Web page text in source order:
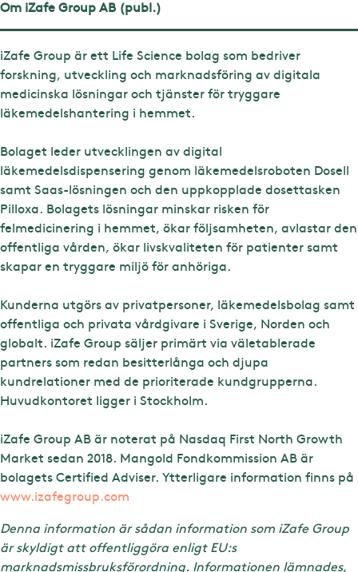
Om iZafe Group AB (publ.)
iZafe Group är ett Life Science bolag som bedriver
forskning, utveckling och marknadsföring av digitala
medicinska lösningar och tjänster för tryggare
läkemedelshantering i hemmet.
Bolaget leder utvecklingen av digital
läkemedelsdispensering genom läkemedelsroboten Dosell
samt Saas-lösningen och den uppkopplade dosettasken
Pilloxa. Bolagets lösningar minskar risken för
felmedicinering i hemmet, ökar följsamheten, avlastar den
offentliga vården, ökar livskvaliteten för patienter samt
skapar en tryggare miljö för anhöriga.
Kunderna utgörs av privatpersoner, läkemedelsbolag samt
offentliga och privata vårdgivare i Sverige, Norden och
globalt. iZafe Group säljer primärt via väletablerade
partners som redan besitterlånga och djupa
kundrelationer med de prioriterade kundgrupperna.
Huvudkontoret ligger i Stockholm.
iZafe Group AB är noterat på Nasdaq First North Growth
Market sedan 2018. Mangold Fondkommission AB är
bolagets Certified Adviser. Ytterligare information finns på
www.izafegroup.com
Denna information är sådan information som iZafe Group
är skyldigt att offentliggöra enligt EU:s
marknadsmissbruksförordning. Informationen lämnades,